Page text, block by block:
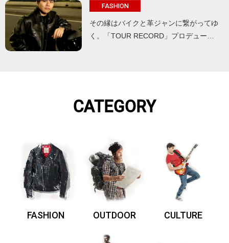
FASHION
その縁はバイクと革ジャンに繋がってゆ
く。「TOUR RECORD」プロデュー…
CATEGORY
FASHION OUTDOOR CULTURE